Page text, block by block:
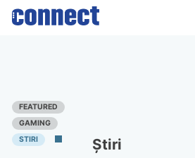
Skip
FEATURED
GAMING
STIRI
Știri